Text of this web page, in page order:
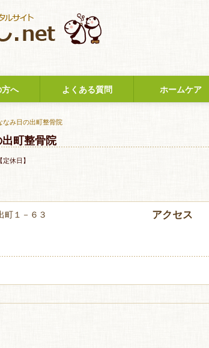
へ よくある質問 ホームケア
み日の出町整骨院
町整骨院
休日】
町１－６３ アクセス